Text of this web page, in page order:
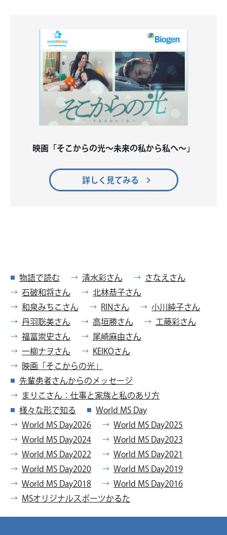
映画「そこからの光～未来の私から私へ～」
詳しく見てみる
物語で読む 清水彩さん
さなえさん
石破和将さん
北林恭子さん
和泉みちこさん
RINさん
小川純子さん
丹羽聡美さん
高垣勝さん
工藤彩さん
福冨崇史さん
尾崎麻由さん
一柳ナヲさん
KEIKOさん
映画「そこからの光」
先輩患者さんからの メッセージ
まりこさん：仕事と 家族と私のあり方
様々な形で知る
World MS Day
World MS Day2026
World MS Day2025
World MS Day2024
World MS Day2023
World MS Day2022
World MS Day2021
World MS Day2020
World MS Day2019
World MS Day2018
World MS Day2016
MSオリジナルスポーツかるた